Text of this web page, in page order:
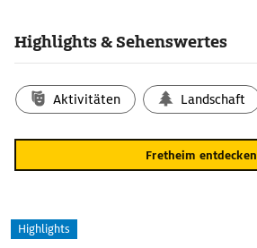
Highlights & Sehenswertes
Aktivitäten Landschaft
Fretheim entdecken
Highlights